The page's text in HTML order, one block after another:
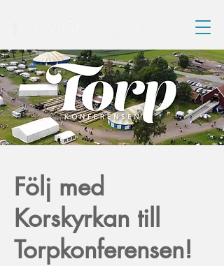
Följ med
Korskyrkan till
Torpkonferensen!